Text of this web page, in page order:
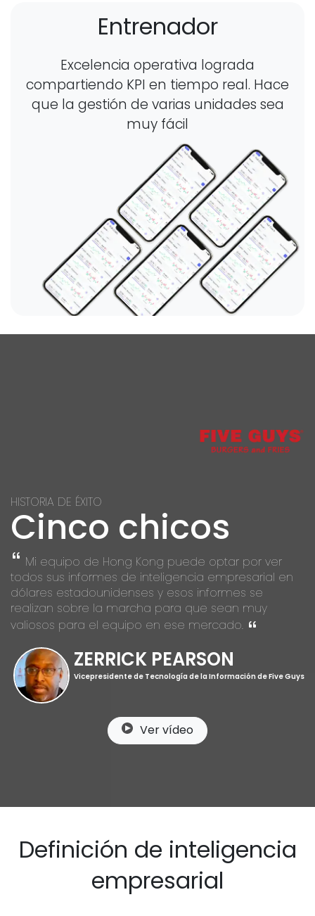
Entrenador
Excelencia operativa lograda
compartiendo KPI en tiempo real. Hace
que la gestión de varias unidades sea
muy fácil
HISTORIA DE ÉXITO
Cinco chicos
Mi equipo de Hong Kong puede optar por ver
todos sus informes de inteligencia empresarial en
dólares estadounidenses y esos informes se
realizan sobre la marcha para que sean muy
valiosos para el equipo en ese mercado.
ZERRICK PEARSON
Vicepresidente de Tecnología de la Información de Five Guys
Ver vídeo
Definición de inteligencia
empresarial